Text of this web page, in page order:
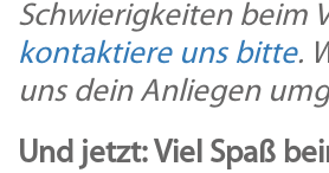
Schwierigkeiten beim
kontaktiere uns bitte.
uns dein Anliegen
Und jetzt: Viel Spaß